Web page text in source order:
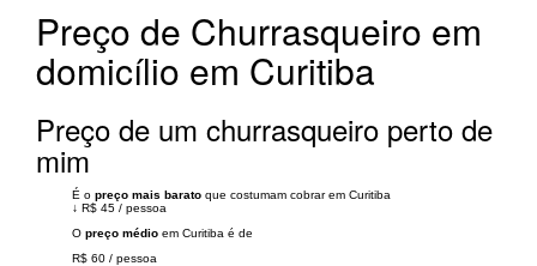
Preço de Churrasqueiro em
domicílio em Curitiba
Preço de um churrasqueiro perto de
mim
É o preço mais barato que costumam cobrar em Curitiba
↓ R$ 45 / pessoa
O preço médio em Curitiba é de
R$ 60 / pessoa